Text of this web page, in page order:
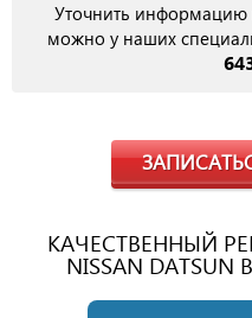
Уточнить информацию
можно у наших
КАЧЕСТВЕННЫЙ
NISSAN